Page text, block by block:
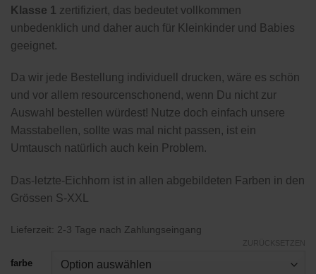
Klasse 1 zertifiziert, das bedeutet vollkommen
unbedenklich und daher auch für Kleinkinder und Babies
geeignet.
Da wir jede Bestellung individuell drucken, wäre es schön
und vor allem resourcenschonend, wenn Du nicht zur
Auswahl bestellen würdest! Nutze doch einfach unsere
Masstabellen, sollte was mal nicht passen, ist ein
Umtausch natürlich auch kein Problem.
Das-letzte-Eichhorn ist in allen abgebildeten Farben in den
Grössen S-XXL
Lieferzeit: 2-3 Tage nach Zahlungseingang
farbe